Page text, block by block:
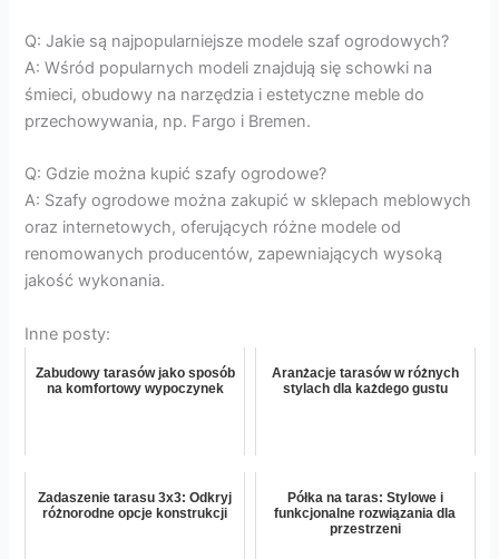
Q: Jakie są najpopularniejsze modele szaf ogrodowych?
A: Wśród popularnych modeli znajdują się schowki na
śmieci, obudowy na narzędzia i estetyczne meble do
przechowywania, np. Fargo i Bremen.
Q: Gdzie można kupić szafy ogrodowe?
A: Szafy ogrodowe można zakupić w sklepach meblowych
oraz internetowych, oferujących różne modele od
renomowanych producentów, zapewniających wysoką
jakość wykonania.
Inne posty:
Zabudowy tarasów jako sposób
na komfortowy wypoczynek
Aranżacje tarasów w różnych
stylach dla każdego gustu
Zadaszenie tarasu 3x3: Odkryj
różnorodne opcje konstrukcji
Półka na taras: Stylowe i
funkcjonalne rozwiązania dla
przestrzeni